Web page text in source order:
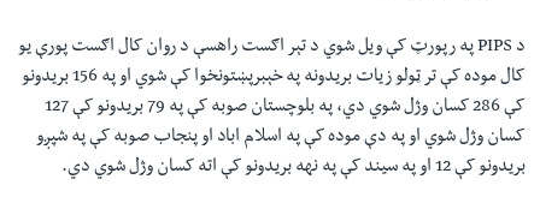
د PIPS په رپورټ کې ويل شوي د تېر اګست راهسې د روان کال اګست پورې يو
کال موده کې تر ټولو زيات بريدونه په خېبرپښتونخوا کې شوي او په 156 بريدونو
کې 286 کسان وژل شوي دي، په بلوچستان صوبه کې په 79 بريدونو کې 127
کسان وژل شوي او په دې موده کې په اسلام اباد او پنجاب صوبه کې په شپږو
بريدونو کې 12 او په سيند کې په نهه بريدونو کې اته کسان وژل شوي دي.